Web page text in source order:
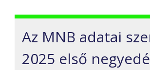
Az MNB adatai
2025 első